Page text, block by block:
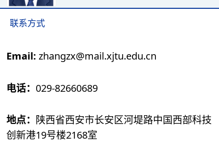
联系方式
Email:zhangzx@mail.xjtu.edu.cn
电话： 029-82660689
地点： 陕西省西安市长安区河堤路中国西部科技
创新港19号楼2168室